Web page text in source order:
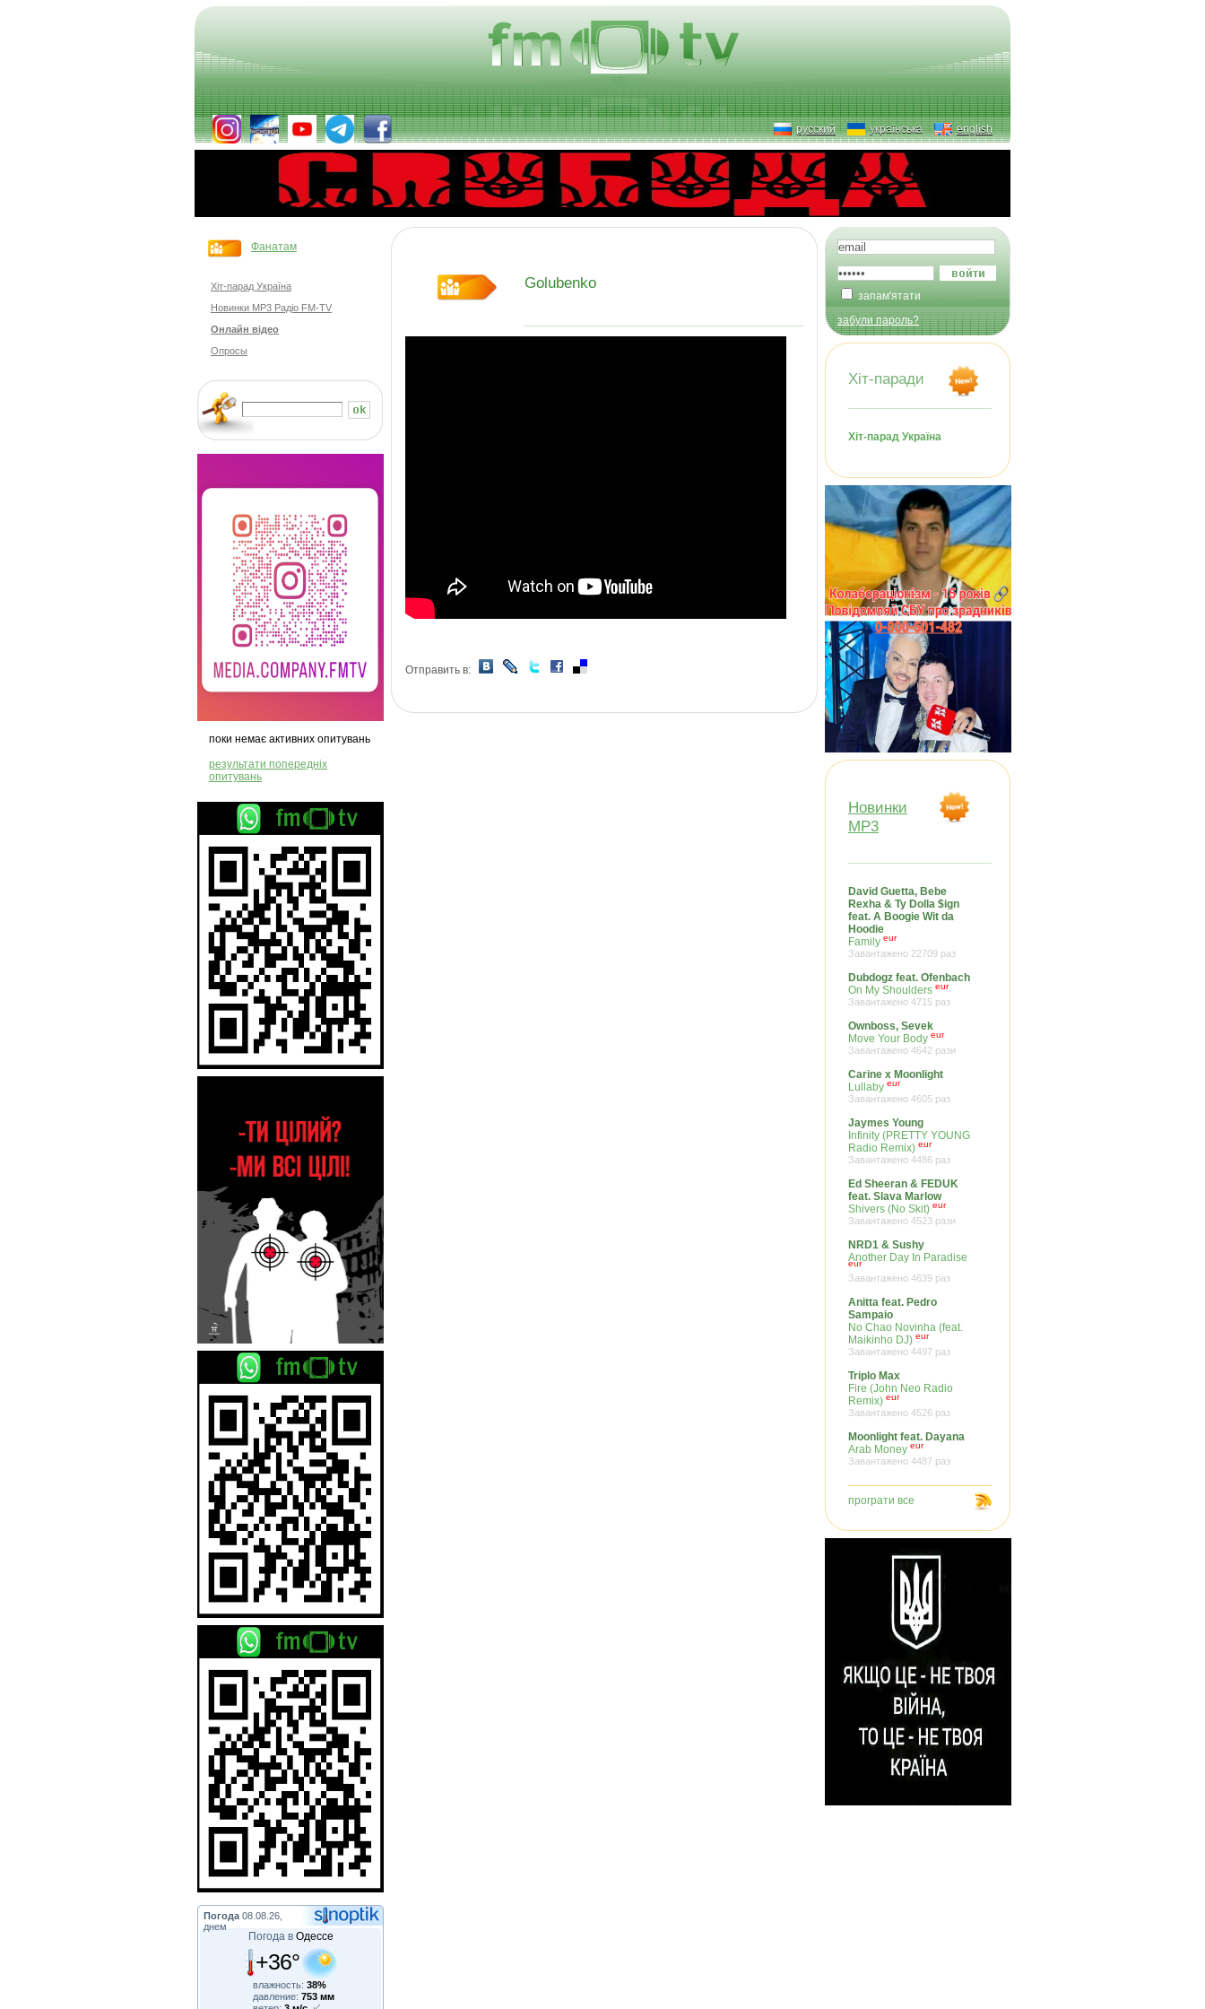
русский українська english
Фанатам
Хіт-парад Україна
Новинки MP3 Радіо FM-TV
Онлайн відео
Опросы
поки немає активних опитувань
результати попередніх
опитувань
Погода 08.08.26,
днем
Погода в Одессе
+36°
влажность: 38%
давление: 753 мм
Golubenko
Отправить в:
запам'ятати
забули пароль?
Хіт-паради
Хіт-парад Україна
Новинки
MP3
David Guetta, Bebe
Rexha & Ty Dolla $ign
feat. A Boogie Wit da
Hoodie
Family eur
Завантажено 22709 раз
Dubdogz feat. Ofenbach
On My Shoulders eur
Завантажено 4715 раз
Ownboss, Sevek
Move Your Body eur
Завантажено 4642 рази
Carine x Moonlight
Lullaby eur
Завантажено 4605 раз
Jaymes Young
Infinity (PRETTY YOUNG
Radio Remix) eur
Завантажено 4486 раз
Ed Sheeran & FEDUK
feat. Slava Marlow
Shivers (No Skit) eur
Завантажено 4523 рази
NRD1 & Sushy
Another Day In Paradise
eur
Завантажено 4639 раз
Anitta feat. Pedro
Sampaio
No Chao Novinha (feat.
Maikinho DJ) eur
Завантажено 4497 раз
Triplo Max
Fire (John Neo Radio
Remix) eur
Завантажено 4526 раз
Moonlight feat. Dayana
Arab Money eur
Завантажено 4487 раз
програти все